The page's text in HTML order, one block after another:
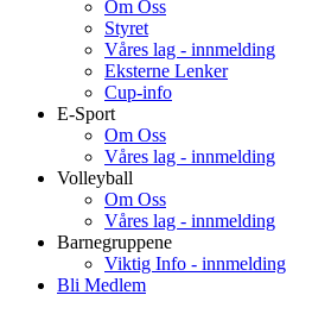
Om Oss
Styret
Våres lag - innmelding
Eksterne Lenker
Cup-info
E-Sport
Om Oss
Våres lag - innmelding
Volleyball
Om Oss
Våres lag - innmelding
Barnegruppene
Viktig Info - innmelding
Bli Medlem